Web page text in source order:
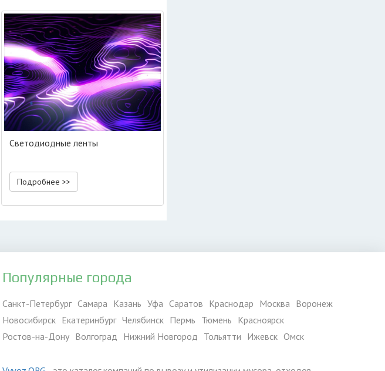
Светодиодные ленты
Подробнее >>
Популярные города
Санкт-Петербург Самара Казань Уфа Саратов Краснодар Москва Воронеж
Новосибирск Екатеринбург Челябинск Пермь Тюмень Красноярск
Ростов-на-Дону Волгоград Нижний Новгород Тольятти Ижевск Омск